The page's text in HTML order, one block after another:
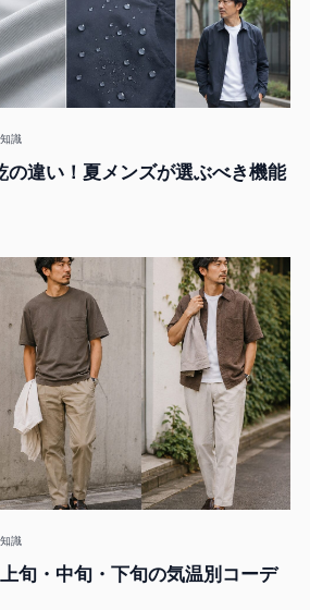
の違い！夏メンズが選ぶべき機能
識
旬・中旬・下旬の気温別コーデ
識